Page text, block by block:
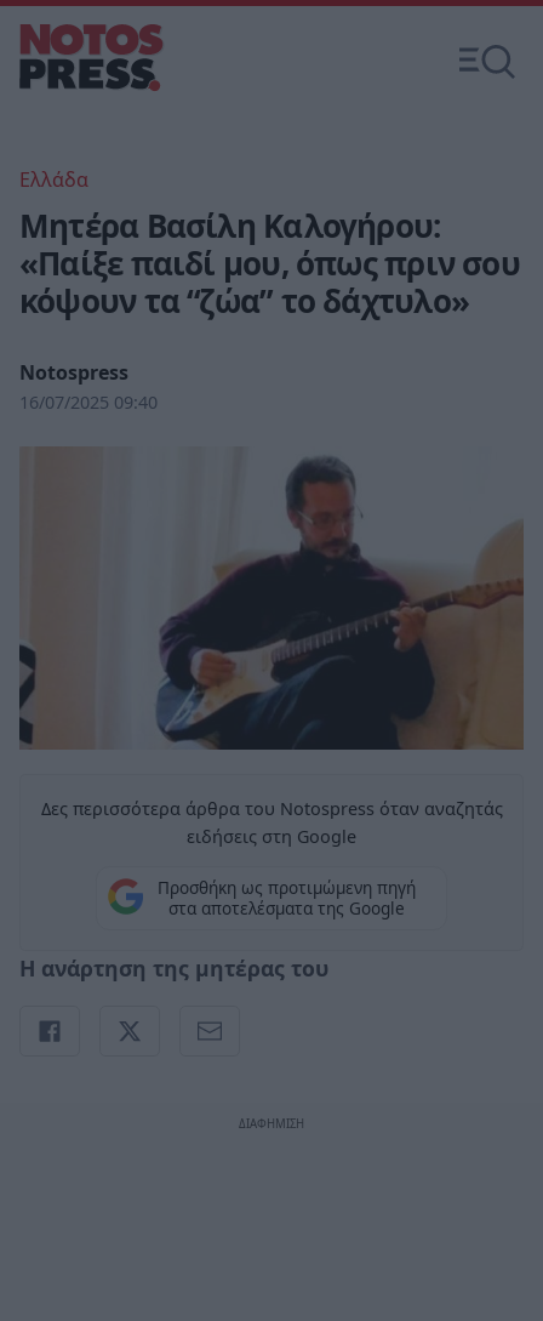
Ελλάδα
Μητέρα Βασίλη Καλογήρου:
«Παίξε παιδί μου, όπως πριν σου
κόψουν τα “ζώα” το δάχτυλο»
Notospress
16/07/2025 09:40
Δες περισσότερα άρθρα του Notospress όταν αναζητάς
ειδήσεις στη Google
Προσθήκη ως προτιμώμενη πηγή
στα αποτελέσματα της Google
Η ανάρτηση της μητέρας του